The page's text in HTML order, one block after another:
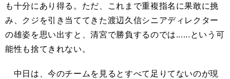
も十分にあり得る。ただ、これまで重複指名に果敢に挑
み、クジを引き当ててき た渡辺久信シニアディレクター
の雄姿を思い出すと、清宮で勝負するのでは......という可
能性も捨てきれない。
中日は、今のチームを見るとすべて足りてないのが現